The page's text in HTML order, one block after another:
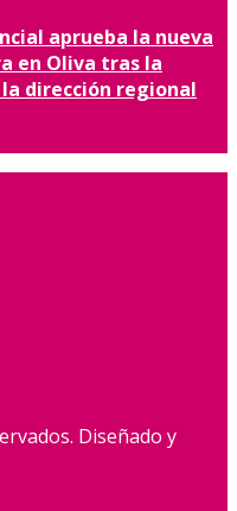
aprueba la nueva
en Oliva tras la
dirección regional
Diseñado y